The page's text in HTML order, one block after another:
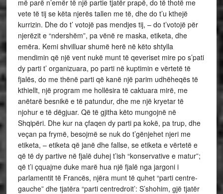
më parë n’emër të një partie tjatër prapë, do të thotë me
vete të tij se këta njerës tallen me të, dhe do t’u kthejë
kurrizin. Dhe do t’ votojë pas mendjes tij, – do t’votojë për
njerëzit e “ndershëm”, pa vënë re maska, etiketa, dhe
emëra. Kemi shvilluar shumë herë në këto shtylla
mendimin që një vent nukë munt të qeveriset mire po s’pati
dy parti t’ organizuara, po parti në kuptimin e vërtetë të
fjalës, do me thënë parti që kanë një parim udhëheqës të
kthiellt, një program me hollësira të caktuara mirë, me
anëtarë besnikë e të patundur, dhe me një kryetar të
njohur e të dëgjuar. Që të gjitha këto mungojnë në
Shqipëri. Dhe kur na çfaqen dy parti pa kokë, pa trup, dhe
veçan pa frymë, besojmë se nuk do t’gënjehet njeri me
etiketa, – etiketa që janë dhe fallse, se etiketa e vërtetë e
që të dy partive në fjalë duhej t’ish “konservative e matur”;
që t’i çquajme duke marë hua një fjalë nga jargoni i
parlamentit të Francës, njëra munt të quhet “parti centre-
gauche” dhe tjatëra “parti centredroit’: S’shohim, gjë tjatër